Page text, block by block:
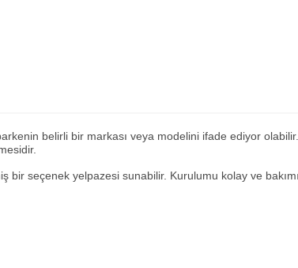
belirli bir markası veya modelini ifade ediyor olabilir.
seçenek yelpazesi sunabilir. Kurulumu kolay ve bakımı